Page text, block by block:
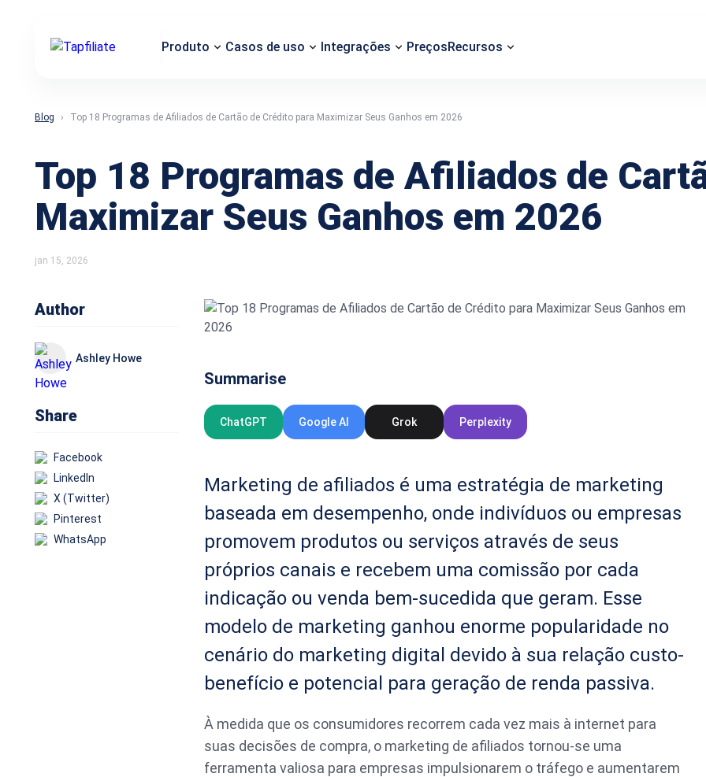
Produto Casos de uso Integrações PreçosRecursos
Blog Top 18 Programas de Afiliados de Cartão de Crédito para Maximizar Seus Ganhos em 2026
Top 18 Programas de Afiliados de
Maximizar Seus Ganhos em 2026
jan 15, 2026
Author
Ashley Howe
Share
Facebook
LinkedIn
X (Twitter)
Pinterest
WhatsApp
Summarise
ChatGPT Google AI Grok Perplexity
Marketing de afiliados é uma estratégia de marketing
baseada em desempenho, onde indivíduos ou empresas
promovem produtos ou serviços através de seus
próprios canais e recebem uma comissão por cada
indicação ou venda bem-sucedida que geram. Esse
modelo de marketing ganhou enorme popularidade no
cenário do marketing digital devido à sua relação custo-
benefício e potencial para geração de renda passiva.
À medida que os consumidores recorrem cada vez mais à internet para
suas decisões de compra, o marketing de afiliados tornou-se uma
ferramenta valiosa para empresas impulsionarem o tráfego e aumentarem